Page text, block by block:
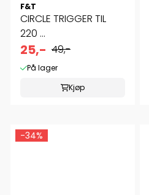
F&T
CIRCLE TRIGGER TIL
220 ...
25,- 49,-
På lager
Kjøp
-34%